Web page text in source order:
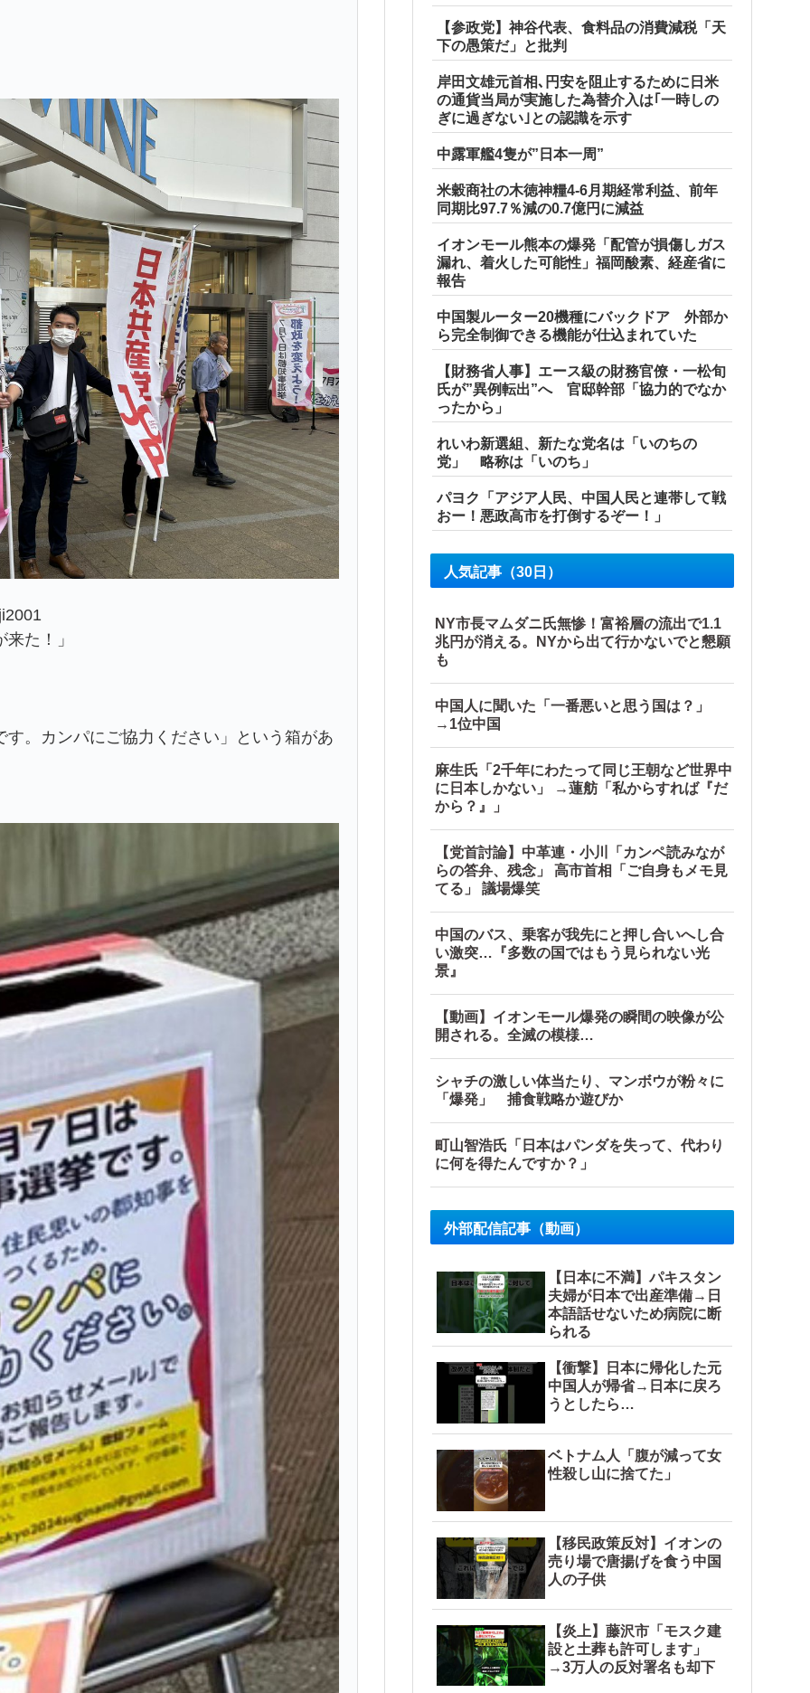
た！」
。カンパにご協力ください」という箱があ
【参政党】神谷代表、食料品の消費減税「天
下の愚策だ」と批判
岸田文雄元首相､円安を阻止するために日米
の通貨当局が実施した為替介入は｢一時しの
ぎに過ぎない｣との認識を示す
中露軍艦4隻が”日本一周”
米穀商社の木徳神糧4-6月期経常利益、前年
同期比97.7％減の0.7億円に減益
イオンモール熊本の爆発「配管が損傷しガス
漏れ、着火した可能性」福岡酸素、経産省に
報告
中国製ルーター20機種にバックドア 外部か
ら完全制御できる機能が仕込まれていた
【財務省人事】エース級の財務官僚・一松旬
氏が”異例転出”へ 官邸幹部「協力的でなか
ったから」
れいわ新選組、新たな党名は「いのちの
党」 略称は「いのち」
パヨク「アジア人民、中国人民と連帯して戦
おー！悪政高市を打倒するぞー！」
人気記事（30日）
NY市長マムダニ氏無惨！富裕層の流出で1.1
兆円が消える。NYから出て行かないでと懇願
も
中国人に聞いた「一番悪いと思う国は？」
→1位中国
麻生氏「2千年にわたって同じ王朝など世界中
に日本しかない」 →蓮舫「私からすれば『だ
から？』」
【党首討論】中革連・小川「カンペ読みなが
らの答弁、残念」 高市首相「ご自身もメモ見
てる」 議場爆笑
中国のバス、乗客が我先にと押し合いへし合
い激突…『多数の国ではもう見られない光
景』
【動画】イオンモール爆発の瞬間の映像が公
開される。全滅の模様…
シャチの激しい体当たり、マンボウが粉々に
「爆発」 捕食戦略か遊びか
町山智浩氏「日本はパンダを失って、代わり
に何を得たんですか？」
外部配信記事（動画）
【日本に不満】パキスタン
夫婦が日本で出産準備→日
本語話せないため病院に断
られる
【衝撃】日本に帰化した元
中国人が帰省→日本に戻ろ
うとしたら…
ベトナム人「腹が減って女
性殺し山に捨てた」
【移民政策反対】イオンの
売り場で唐揚げを食う中国
人の子供
【炎上】藤沢市「モスク建
設と土葬も許可します」
→3万人の反対署名も却下